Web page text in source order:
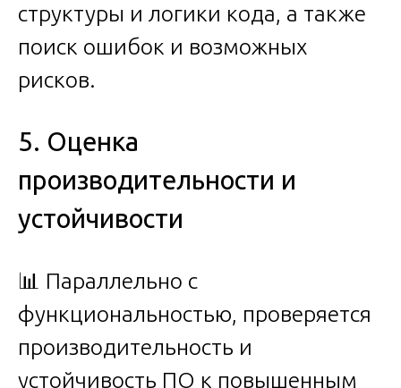
структуры и логики кода, а также
поиск ошибок и возможных
рисков.
5. Оценка
производительности и
устойчивости
📊 Параллельно с
функциональностью, проверяется
производительность и
устойчивость ПО к повышенным